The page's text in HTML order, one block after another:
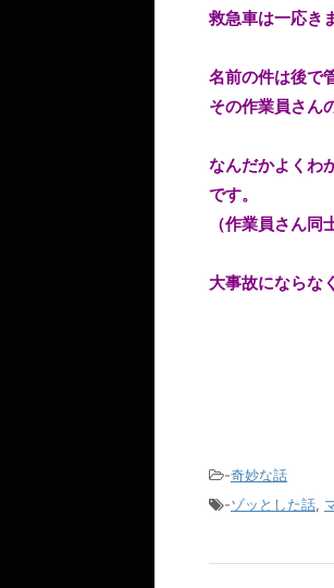
救急車は一応き
名前の件は後で
その作業員さん
なんだかよくわ
です。
（作業員さん同
大事故にならな
-奇妙な話
-ゾッとした話,